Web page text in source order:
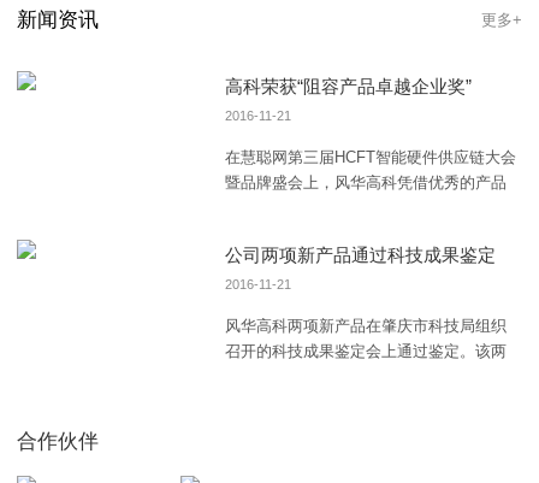
新闻资讯 更多+
高科荣获“阻容产品卓越企业奖”
2016-11-21
在慧聪网第三届HCFT智能硬件供应链大会
暨品牌盛会上，风华高科凭借优秀的产品
公司两项新产品通过科技成果鉴定
2016-11-21
风华高科两项新产品在肇庆市科技局组织
召开的科技成果鉴定会上通过鉴定。该两
合作伙伴